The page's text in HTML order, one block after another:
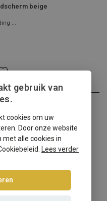
beige
...
...
gebruik van
cookies om uw
Door onze website
met alle cookies in
Lees verder